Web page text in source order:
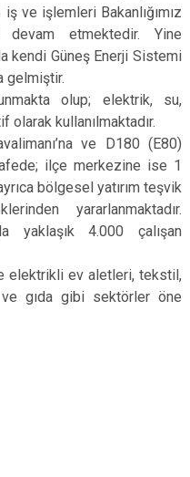
ve işlemleri Bakanlığımız
etmektedir. Yine
kendi Güneş Enerji Sistemi
gelmiştir.
olup; elektrik, su,
olarak kullanılmaktadır.
ve D180 (E80)
ilçe merkezine ise 1
bölgesel yatırım teşvik
yararlanmaktadır.
yaklaşık 4.000 çalışan
elektrikli ev aletleri, tekstil,
gıda gibi sektörler öne